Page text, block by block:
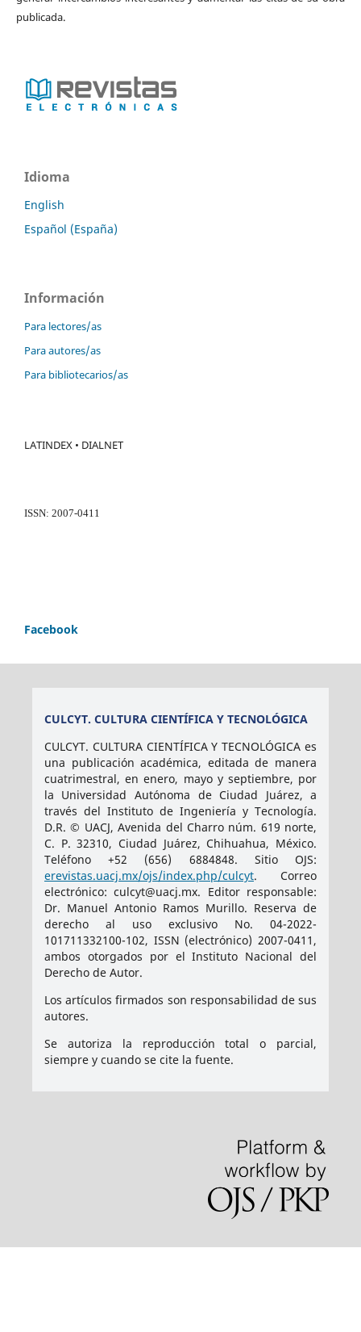
publicada.
Idioma
English
Español (España)
Información
Para lectores/as
Para autores/as
Para bibliotecarios/as
LATINDEX • DIALNET
ISSN: 2007-0411
Facebook
CULCYT. CULTURA CIENTÍFICA Y TECNOLÓGICA
CULCYT. CULTURA CIENTÍFICA Y TECNOLÓGICA es
una publicación académica, editada de manera
cuatrimestral, en enero, mayo y septiembre, por
la Universidad Autónoma de Ciudad Juárez, a
través del Instituto de Ingeniería y Tecnología.
D.R. © UACJ, Avenida del Charro núm. 619 norte,
C. P. 32310, Ciudad Juárez, Chihuahua, México.
Teléfono +52 (656) 6884848. Sitio OJS:
erevistas.uacj.mx/ojs/index.php/culcyt. Correo
electrónico: culcyt@uacj.mx. Editor responsable:
Dr. Manuel Antonio Ramos Murillo. Reserva de
derecho al uso exclusivo No. 04-2022-
101711332100-102, ISSN (electrónico) 2007-0411,
ambos otorgados por el Instituto Nacional del
Derecho de Autor.
Los artículos firmados son responsabilidad de sus
autores.
Se autoriza la reproducción total o parcial,
siempre y cuando se cite la fuente.